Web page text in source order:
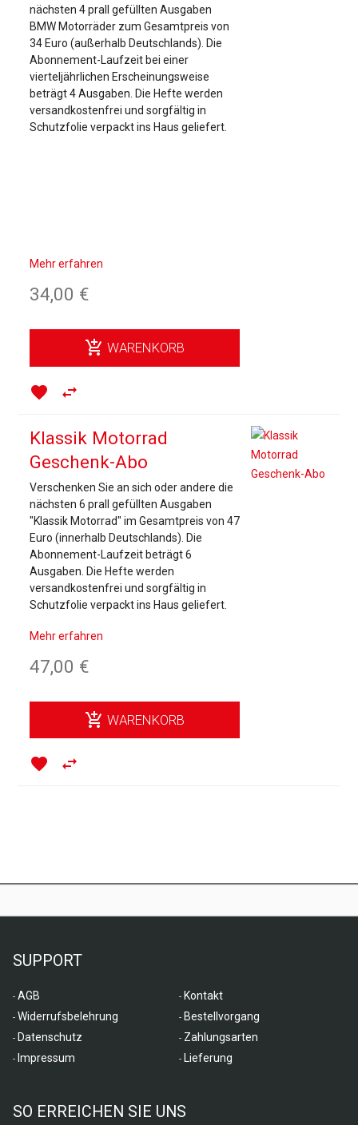
nächsten 4 prall gefüllten Ausgaben
BMW Motorräder zum Gesamtpreis von
34 Euro (außerhalb Deutschlands). Die
Abonnement-Laufzeit bei einer
vierteljährlichen Erscheinungsweise
beträgt 4 Ausgaben. Die Hefte werden
versandkostenfrei und sorgfältig in
Schutzfolie verpackt ins Haus geliefert.
Mehr erfahren
34,00 €
add_shopping_cart WARENKORB
favorite swap_horiz
Klassik Motorrad
Geschenk-Abo
Verschenken Sie an sich oder andere die
nächsten 6 prall gefüllten Ausgaben
"Klassik Motorrad" im Gesamtpreis von 47
Euro (innerhalb Deutschlands). Die
Abonnement-Laufzeit beträgt 6
Ausgaben. Die Hefte werden
versandkostenfrei und sorgfältig in
Schutzfolie verpackt ins Haus geliefert.
Mehr erfahren
47,00 €
add_shopping_cart WARENKORB
favorite swap_horiz
SUPPORT
AGB
Widerrufsbelehrung
Datenschutz
Impressum
Kontakt
Bestellvorgang
Zahlungsarten
Lieferung
SO ERREICHEN SIE UNS